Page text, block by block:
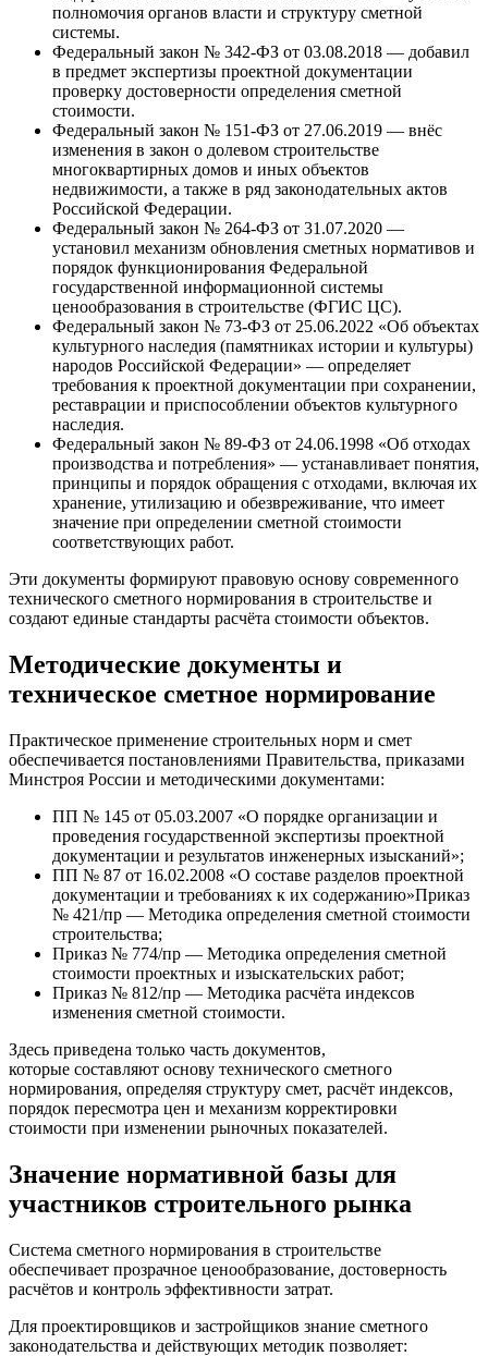
полномочия органов власти и структуру сметной
системы.
Федеральный закон № 342-ФЗ от 03.08.2018 — добавил
в предмет экспертизы проектной документации
проверку достоверности определения сметной
стоимости.
Федеральный закон № 151-ФЗ от 27.06.2019 — внёс
изменения в закон о долевом строительстве
многоквартирных домов и иных объектов
недвижимости, а также в ряд законодательных актов
Российской Федерации.
Федеральный закон № 264-ФЗ от 31.07.2020 —
установил механизм обновления сметных нормативов и
порядок функционирования Федеральной
государственной информационной системы
ценообразования в строительстве (ФГИС ЦС).
Федеральный закон № 73-ФЗ от 25.06.2022 «Об объектах
культурного наследия (памятниках истории и культуры)
народов Российской Федерации» — определяет
требования к проектной документации при сохранении,
реставрации и приспособлении объектов культурного
наследия.
Федеральный закон № 89-ФЗ от 24.06.1998 «Об отходах
производства и потребления» — устанавливает понятия,
принципы и порядок обращения с отходами, включая их
хранение, утилизацию и обезвреживание, что имеет
значение при определении сметной стоимости
соответствующих работ.
Эти документы формируют правовую основу современного
технического сметного нормирования в строительстве и
создают единые стандарты расчёта стоимости объектов.
Методические документы и
техническое сметное нормирование
Практическое применение строительных норм и смет
обеспечивается постановлениями Правительства, приказами
Минстроя России и методическими документами:
ПП № 145 от 05.03.2007 «О порядке организации и
проведения государственной экспертизы проектной
документации и результатов инженерных изысканий»;
ПП № 87 от 16.02.2008 «О составе разделов проектной
документации и требованиях к их содержанию»Приказ
№ 421/пр — Методика определения сметной стоимости
строительства;
Приказ № 774/пр — Методика определения сметной
стоимости проектных и изыскательских работ;
Приказ № 812/пр — Методика расчёта индексов
изменения сметной стоимости.
Здесь приведена только часть документов,
которые составляют основу технического сметного
нормирования, определяя структуру смет, расчёт индексов,
порядок пересмотра цен и механизм корректировки
стоимости при изменении рыночных показателей.
Значение нормативной базы для
участников строительного рынка
Система сметного нормирования в строительстве
обеспечивает прозрачное ценообразование, достоверность
расчётов и контроль эффективности затрат.
Для проектировщиков и застройщиков знание сметного
законодательства и действующих методик позволяет: